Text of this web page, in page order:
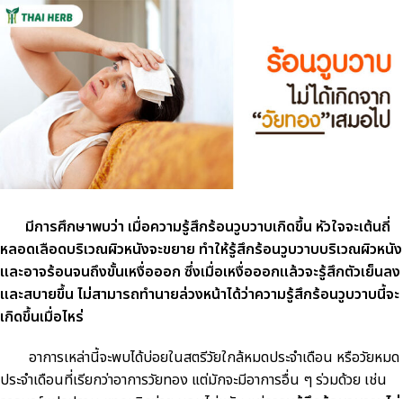
มีการศึกษาพบว่า เมื่อความรู้สึกร้อนวูบวาบเกิดขึ้น หัวใจจะเต้นถี่
หลอดเลือดบริเวณผิวหนังจะขยาย ทำให้รู้สึกร้อนวูบวาบบริเวณผิวหนัง
และอาจร้อนจนถึงขั้นเหงื่อออก ซึ่งเมื่อเหงื่อออกแล้วจะรู้สึกตัวเย็นลง
และสบายขึ้น ไม่สามารถทำนายล่วงหน้าได้ว่าความรู้สึกร้อนวูบวาบนี้จะ
เกิดขึ้นเมื่อไหร่
อาการเหล่านี้จะพบได้บ่อยในสตรีวัยใกล้หมดประจำเดือน หรือวัยหมด
ประจำเดือนที่เรียกว่าอาการวัยทอง แต่มักจะมีอาการอื่น ๆ ร่วมด้วย เช่น